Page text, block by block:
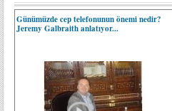
Günümüzde cep telefonunun önemi nedir?
Jeremy Galbraith anlatıyor...